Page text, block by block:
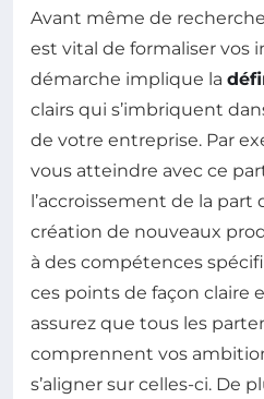
Avant même de
est vital de formaliser vos
démarche implique la
clairs qui s’imbriquent
de votre entreprise. Par
vous atteindre avec ce
l’accroissement de la part
création de nouveaux
à des compétences
ces points de façon claire
assurez que tous les
comprennent vos
s’aligner sur celles-ci. De